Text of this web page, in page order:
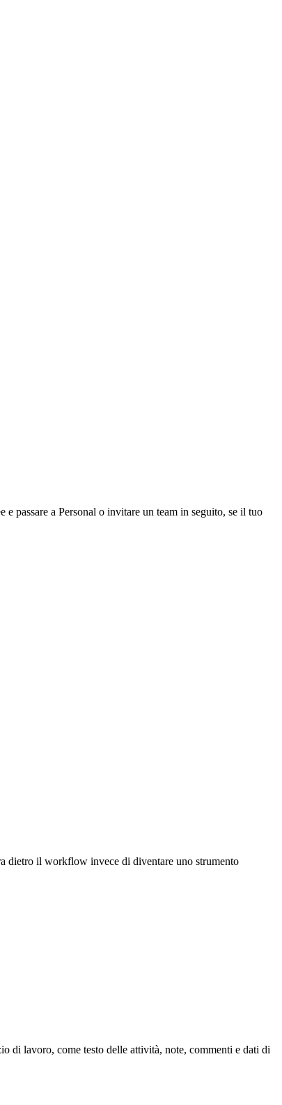
passare a Personal o invitare un team in seguito, se il tuo
dietro il workflow invece di diventare uno strumento
di lavoro, come testo delle attività, note, commenti e dati di